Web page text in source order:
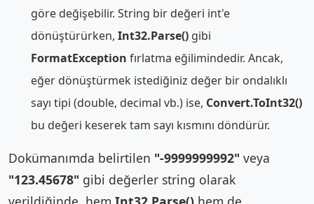
göre değişebilir. String bir değeri int'e
dönüştürürken, Int32.Parse() gibi
FormatException fırlatma eğilimindedir. Ancak,
eğer dönüştürmek istediğiniz değer bir ondalıklı
sayı tipi (double, decimal vb.) ise, Convert.ToInt32()
bu değeri keserek tam sayı kısmını döndürür.
Dokümanımda belirtilen "-9999999992" veya
"123.45678" gibi değerler string olarak